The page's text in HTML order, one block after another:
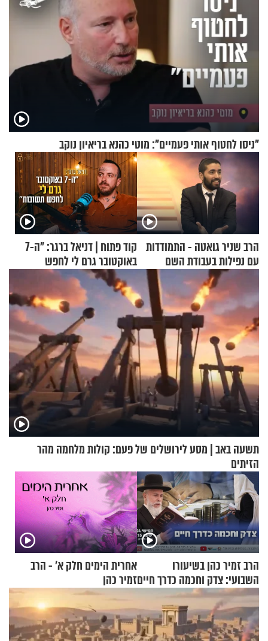
"ניסו לחטוף אותי פעמיים": מוטי כהנא בריאיון נוקב
הרב שניר גואטה - התמודדות
עם נפילות בעבודת השם
קוד פתוח | דניאל ברגר: "ה-7
באוקטובר גרם לי לחפש
תשובות"
תשעה באב | מסע לירושלים של פעם: קולות מלחמה מהר
הזיתים
הרב זמיר כהן בשיעורו
השבועי: צדק וחכמה כדרך חיים
אחרית הימים חלק א’ - הרב
זמיר כהן